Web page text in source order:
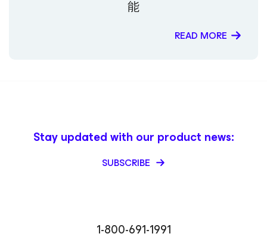
能
READ MORE
1-800-691-1991
Stay updated with our product news:
SUBSCRIBE